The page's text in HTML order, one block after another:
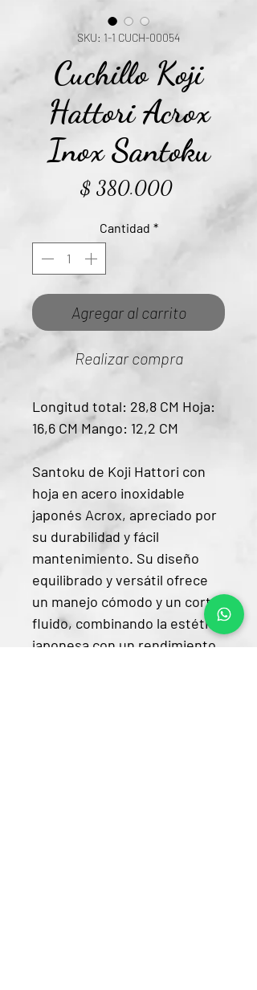
SKU: 1-1 CUCH-00054
Cuchillo Koji
Hattori Acrox
Inox Santoku
$ 380.000Precio
Cantidad *
Agregar al carrito
Realizar compra
Longitud total: 28,8 CM Hoja:
16,6 CM Mango: 12,2 CM
Santoku de Koji Hattori con
hoja en acero inoxidable
japonés Acrox, apreciado por
su durabilidad y fácil
mantenimiento. Su diseño
equilibrado y versátil ofrece
un manejo cómodo y un corte
fluido, combinando la estética
japonesa con un rendimiento